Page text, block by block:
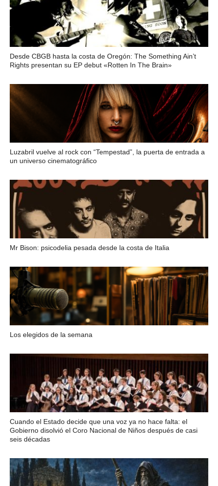
Desde CBGB hasta la costa de Oregón: The Something Ain’t
Rights presentan su EP debut «Rotten In The Brain»
Luzabril vuelve al rock con “Tempestad”, la puerta de entrada a
un universo cinematográfico
Mr Bison: psicodelia pesada desde la costa de Italia
Los elegidos de la semana
Cuando el Estado decide que una voz ya no hace falta: el
Gobierno disolvió el Coro Nacional de Niños después de casi
seis décadas